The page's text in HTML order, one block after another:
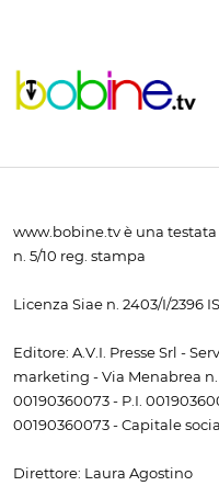
www.bobine.tv è una
n. 5/10 reg. stampa
Licenza Siae n. 2403/I/2396
Editore: A.V.I. Presse Srl -
marketing - Via Menabrea n.
00190360073 - P.I.
00190360073 - Capitale
Direttore: Laura Agostino